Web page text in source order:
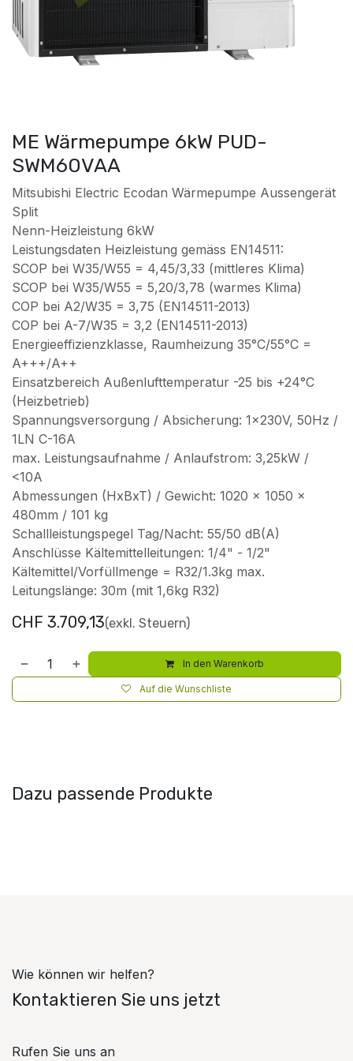
ME Wärmepumpe 6kW PUD-
SWM60VAA
Mitsubishi Electric Ecodan Wärmepumpe Aussengerät
Split
Nenn-Heizleistung 6kW
Leistungsdaten Heizleistung gemäss EN14511:
SCOP bei W35/W55 = 4,45/3,33 (mittleres Klima)
SCOP bei W35/W55 = 5,20/3,78 (warmes Klima)
COP bei A2/W35 = 3,75 (EN14511-2013)
COP bei A-7/W35 = 3,2 (EN14511-2013)
Energieeffizienzklasse, Raumheizung 35°C/55°C =
A+++/A++
Einsatzbereich Außenlufttemperatur -25 bis +24°C
(Heizbetrieb)
Spannungsversorgung / Absicherung: 1x230V, 50Hz /
1LN C-16A
max. Leistungsaufnahme / Anlaufstrom: 3,25kW /
<10A
Abmessungen (HxBxT) / Gewicht: 1020 x 1050 x
480mm / 101 kg
Schallleistungspegel Tag/Nacht: 55/50 dB(A)
Anschlüsse Kältemittelleitungen: 1/4" - 1/2"
Kältemittel/Vorfüllmenge = R32/1.3kg max.
Leitungslänge: 30m (mit 1,6kg R32)
CHF 3.709,13(exkl. Steuern)
In den Warenkorb
Auf die Wunschliste
Dazu passende Produkte
Wie können wir helfen?
Kontaktieren Sie uns jetzt
Rufen Sie uns an